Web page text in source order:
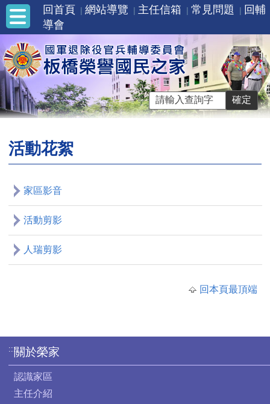
回首頁 網站導覽 主任信箱 常見問題
回輔
導會
活動花絮
家區影音
活動剪影
人瑞剪影
回本頁最頂端
:::關於榮家
認識家區
主任介紹